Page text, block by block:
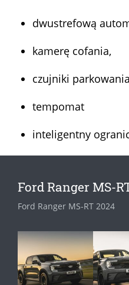
dwustrefową
kamerę cofania,
czujniki
tempomat
inteligentny
Ford Ranger MS-
Ford Ranger MS-RT 2024